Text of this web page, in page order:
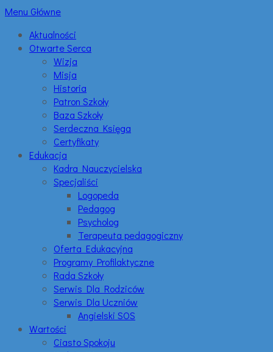
Menu Główne
Aktualności
Otwarte Serca
Wizja
Misja
Historia
Patron Szkoły
Baza Szkoły
Serdeczna Księga
Certyfikaty
Edukacja
Kadra Nauczycielska
Specjaliści
Logopeda
Pedagog
Psycholog
Terapeuta pedagogiczny
Oferta Edukacyjna
Programy Profilaktyczne
Rada Szkoły
Serwis Dla Rodziców
Serwis Dla Uczniów
Angielski SOS
Wartości
Ciasto Spokoju